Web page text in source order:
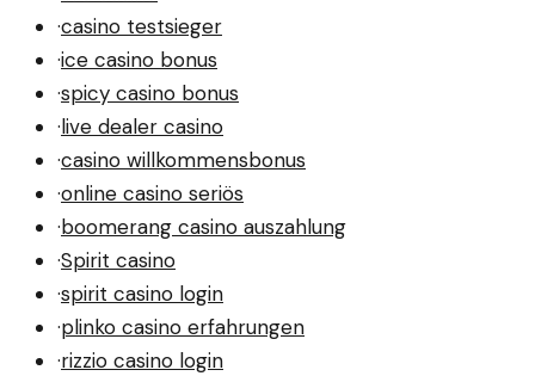
·casino testsieger
·ice casino bonus
·spicy casino bonus
·live dealer casino
·casino willkommensbonus
·online casino seriös
·boomerang casino auszahlung
·Spirit casino
·spirit casino login
·plinko casino erfahrungen
·rizzio casino login